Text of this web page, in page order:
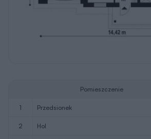
Pomieszczenie
1 przedsionek
2 hol